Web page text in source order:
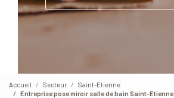
Accueil Secteur
Saint-Etienne
Entreprise pose miroir salle de bain Saint-Etienne